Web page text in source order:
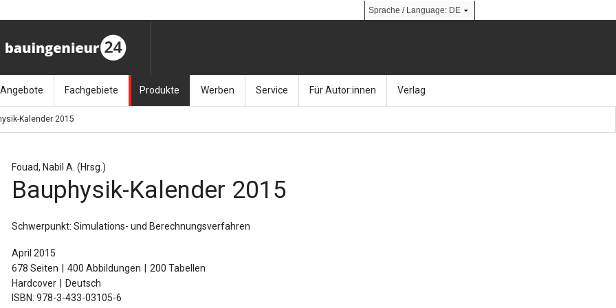
(11.9.26)
(26.11.26)
(3.12.26)
Angebote
Stellenmarkt
Kalender-Preisreduzierung
Fachgebiete
Architektur
Bauen im Bestand
Baurecht
Grundlagen
Produkte
Zeitschriften
Werben Service
Newsletter & Social Media
Für Autor:innen Verlag
Kalender 2015
Fouad, Nabil A. (Hrsg.)
Bauphysik-Kalender 2015
Schwerpunkt: Simulations- und Berechnungsverfahren
April 2015
678 Seiten
400 Abbildungen
200 Tabellen
Hardcover
Deutsch
ISBN: 978-3-433-03105-6